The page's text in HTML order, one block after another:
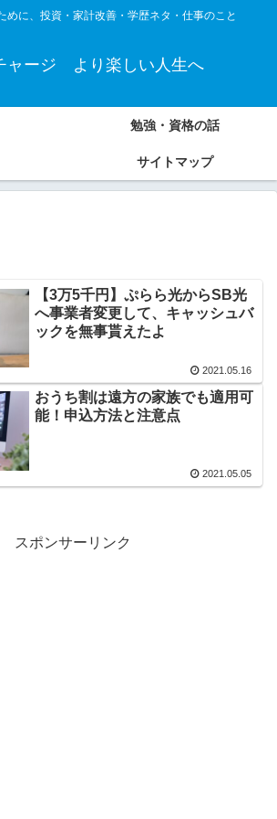
めに、投資・家計改善・学歴ネタ・仕事のこと
ャージ より楽しい人生へ
勉強・資格の話
サイトマップ
【3万5千円】ぷらら光からSB光
へ事業者変更して、キャッシュバ
ックを無事貰えたよ
2021.05.16
おうち割は遠方の家族でも適用可
能！申込方法と注意点
2021.05.05
スポンサーリンク